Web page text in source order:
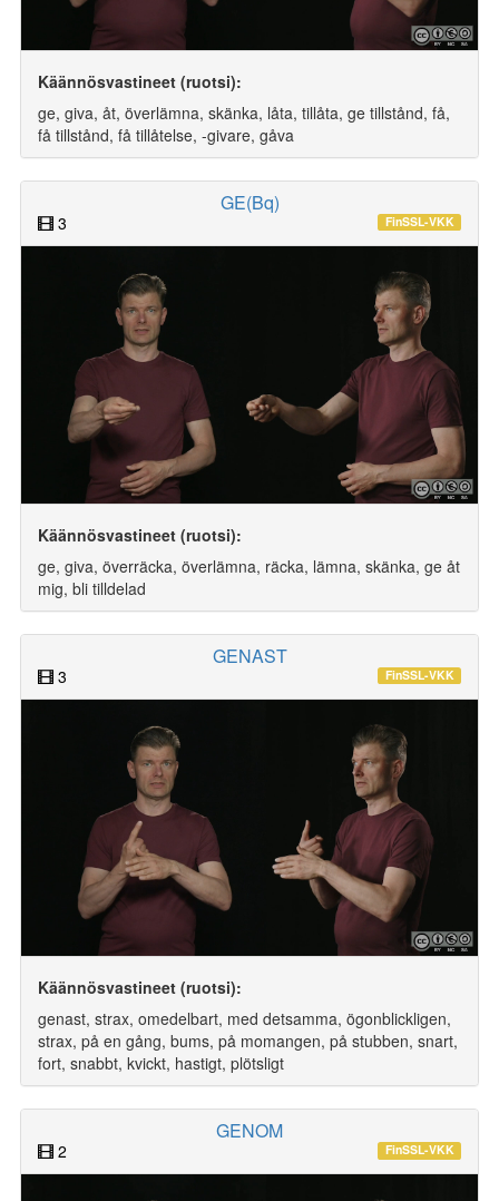
Käännösvastineet (ruotsi):
ge, giva, åt, överlämna, skänka, låta, tillåta, ge tillstånd, få,
få tillstånd, få tillåtelse, -givare, gåva
GE(Bq)
3 FinSSL-VKK
Käännösvastineet (ruotsi):
ge, giva, överräcka, överlämna, räcka, lämna, skänka, ge åt
mig, bli tilldelad
GENAST
3 FinSSL-VKK
Käännösvastineet (ruotsi):
genast, strax, omedelbart, med detsamma, ögonblickligen,
strax, på en gång, bums, på momangen, på stubben, snart,
fort, snabbt, kvickt, hastigt, plötsligt
GENOM
2 FinSSL-VKK